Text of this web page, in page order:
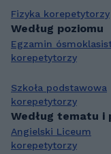
Fizyka korepetytorzy
Według poziomu
Egzamin
korepetytorzy
Szkoła podstawowa
korepetytorzy
Według tematu i
Angielski Liceum
korepetytorzy